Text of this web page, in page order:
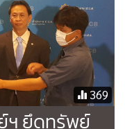
369
ฯ ยึดทรัพย์